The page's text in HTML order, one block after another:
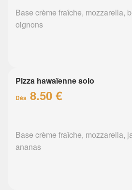
Base crème fraîche, mozzarella,
oignons
Pizza hawaïenne solo
Dès 8.50 €
Base crème fraîche, mozzarella,
ananas